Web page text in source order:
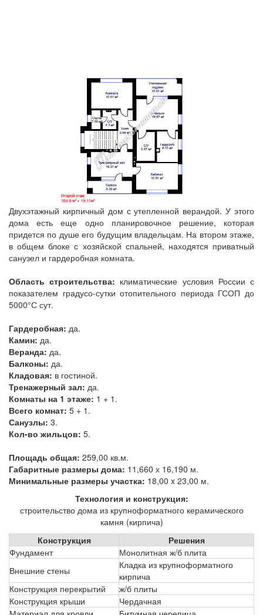
Двухэтажный кирпичный дом с утепленной верандой. У этого
дома есть еще одно планировочное решение, которая
придется по душе его будущим владельцам. На втором этаже,
в общем блоке с хозяйской спальней, находятся приватный
санузел и гардеробная комната.
Область строительства: климатические условия России с
показателем градусо-сутки отопительного периода ГСОП до
5000°С сут.
Гардеробная: да.
Камин: да.
Веранда: да.
Балконы: да.
Кладовая: в гостиной.
Тренажерный зал: да.
Комнаты на 1 этаже: 1 + 1.
Всего комнат: 5 + 1.
Санузлы: 3.
Кол-во жильцов: 5.
Площадь общая: 259,00 кв.м.
Габаритные размеры дома: 11,660 х 16,190 м.
Минимальные размеры участка: 18,00 x 23,00 м.
Технология и конструкция:
строительство дома из крупноформатного керамического
камня (кирпича)
Конструкция
Решения
Фундамент
Монолитная ж/б плита
Внешние стены
Кладка из крупноформатного
кирпича
Конструкция перекрытий
ж/б плиты
Конструкция крыши
Чердачная